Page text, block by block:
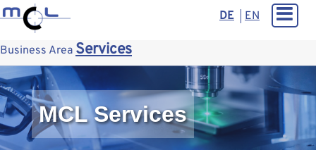
DE EN
Business Area Services
MCL Services